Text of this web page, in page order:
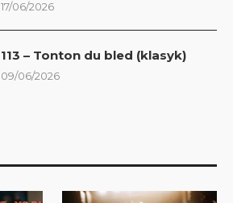
17/06/2026
113 – Tonton du bled (klasyk)
09/06/2026